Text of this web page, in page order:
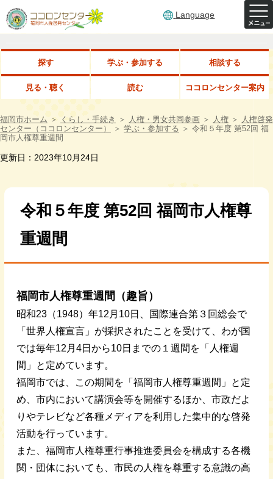
Language
探す 学ぶ・参加する 相談する
見る・聴く 読む ココロンセンター案内
福岡市ホーム ＞ くらし・手続き ＞ 人権・男女共同参画 ＞ 人権 ＞ 人権啓発
センター（ココロンセンター）
＞ 学ぶ・参加する ＞ 令和５年度 第52回 福
岡市人権尊重週間
更新日：2023年10月24日
令和５年度 第52回 福岡市人権尊
重週間
福岡市人権尊重週間（趣旨）
昭和23（1948）年12月10日、国際連合第３回総会で
「世界人権宣言」が採択されたことを受けて、わが国
では毎年12月4日から10日までの１週間を「人権週
間」と定めています。
福岡市では、この期間を「福岡市人権尊重週間」と定
め、市内において講演会等を開催するほか、市政だよ
りやテレビなど各種メディアを利用した集中的な啓発
活動を行っています。
また、福岡市人権尊重行事推進委員会を構成する各機
関・団体においても、市民の人権を尊重する意識の高